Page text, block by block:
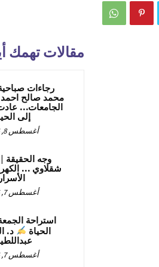
مقالات تهمك
رجاءات
محمد صالح
الجامعات…
إلى
أغسطس 8, 2026
وجه الحقيقة |
شقلاوي …
الأسرار
أغسطس 7, 2026
استراحة
الحياة
د.
أغسطس 7, 2026